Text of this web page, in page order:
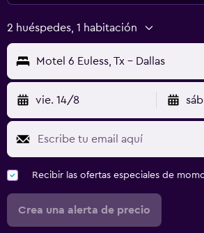
2 huéspedes, 1 habitación
Motel 6 Euless, Tx - Dallas
vie. 14/8
Recibir las ofertas especiales de
Crea una alerta de precio